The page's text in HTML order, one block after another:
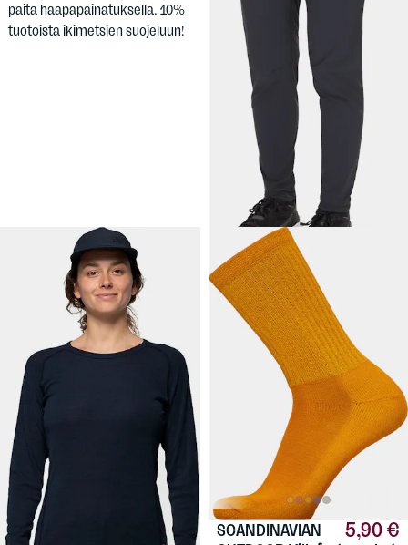
paita haapapainatuksella. 10%
tuotoista ikimetsien suojeluun!
79,90 €
Women's
Momentum Pant
Todella mukavat, joustavat
housut naisille. Retkeilyyn,
polkujuoksuun, vapaa-aikaan.
49,90 €
DEVOLD
5,90 €
SCANDINAVIAN